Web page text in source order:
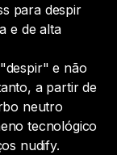
para despir
e de alta
e não
a partir de
neutro
tecnológico
nudify.